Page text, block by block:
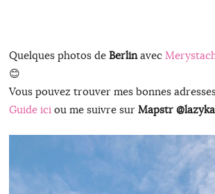
Quelques photos de Berlinavec
😊
Vous pouvez trouver mes bonnes
Guide iciou me suivre sur Mapstr